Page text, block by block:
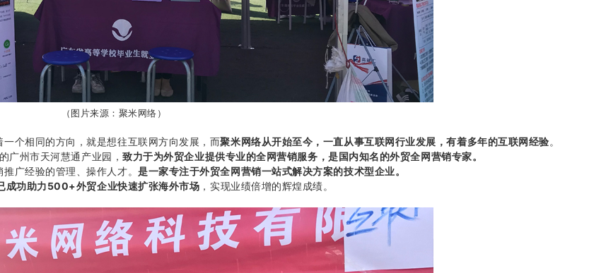
（图片来源：聚米网络）
个相同的方向，就是想往互联网方向发展，而聚米网络从开始至今，一直从事互联网行业发展，有着多年的互联网经验。
广州市天河慧通产业园，致力于为外贸企业提供专业的全网营销服务，是国内知名的外贸全网营销专家。
广经验的管理、操作人才。是一家专注于外贸全网营销一站式解决方案的技术型企业。
成功助力500+外贸企业快速扩张海外市场 ，实现业绩倍增的辉煌成绩。